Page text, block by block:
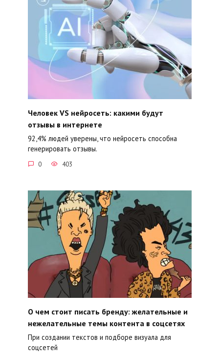
Человек VS нейросеть: какими будут
отзывы в интернете
92,4% людей уверены, что нейросеть способна
генерировать отзывы.
0 403
О чем стоит писать бренду: желательные и
нежелательные темы контента в соцсетях
При создании текстов и подборе визуала для
соцсетей